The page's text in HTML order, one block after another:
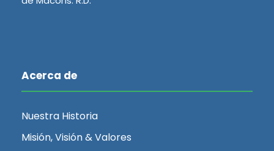
Acerca de
Nuestra Historia
Misión, Visión & Valores